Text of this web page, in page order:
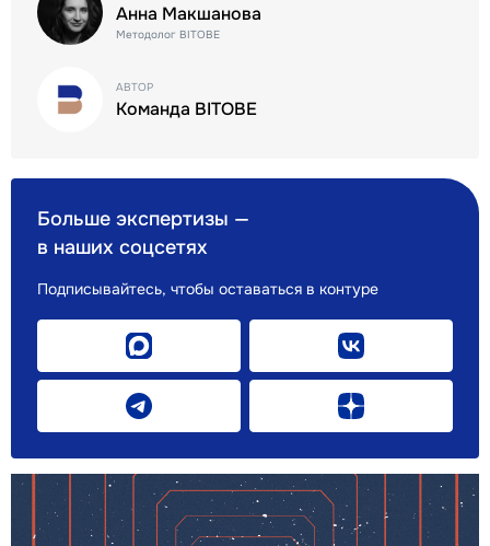
Больше экспертизы —
в наших соцсетях
Подписывайтесь, чтобы оставаться в контуре
Анна Макшанова
Методолог BITOBE
АВТОР
Команда BITOBE